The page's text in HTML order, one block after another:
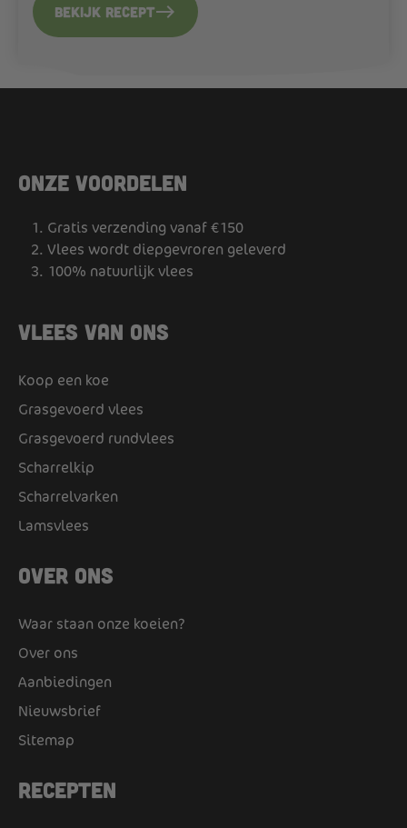
Bekijk recepteast
Onze voordelen
Gratis verzending vanaf €150
Vlees wordt diepgevroren geleverd
100% natuurlijk vlees
Vlees van ons
Koop een koe
Grasgevoerd vlees
Grasgevoerd rundvlees
Scharrelkip
Scharrelvarken
Lamsvlees
Over ons
Waar staan onze koeien?
Over ons
Aanbiedingen
Nieuwsbrief
Sitemap
Recepten